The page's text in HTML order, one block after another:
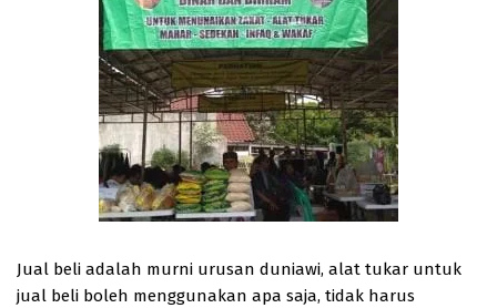
Jual beli adalah murni urusan duniawi, alat tukar untuk
jual beli boleh menggunakan apa saja, tidak harus